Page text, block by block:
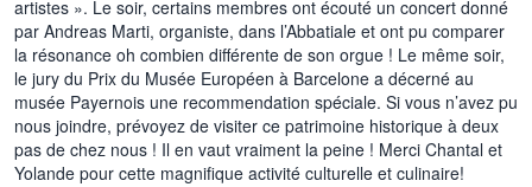
artistes ». Le soir, certains membres ont écouté un concert donné
par Andreas Marti, organiste, dans l’Abbatiale et ont pu comparer
la résonance oh combien différente de son orgue ! Le même soir,
le jury du Prix du Musée Européen à Barcelone a décerné au
musée Payernois une recommendation spéciale. Si vous n’avez pu
nous joindre, prévoyez de visiter ce patrimoine historique à deux
pas de chez nous ! Il en vaut vraiment la peine ! Merci Chantal et
Yolande pour cette magnifique activité culturelle et culinaire!